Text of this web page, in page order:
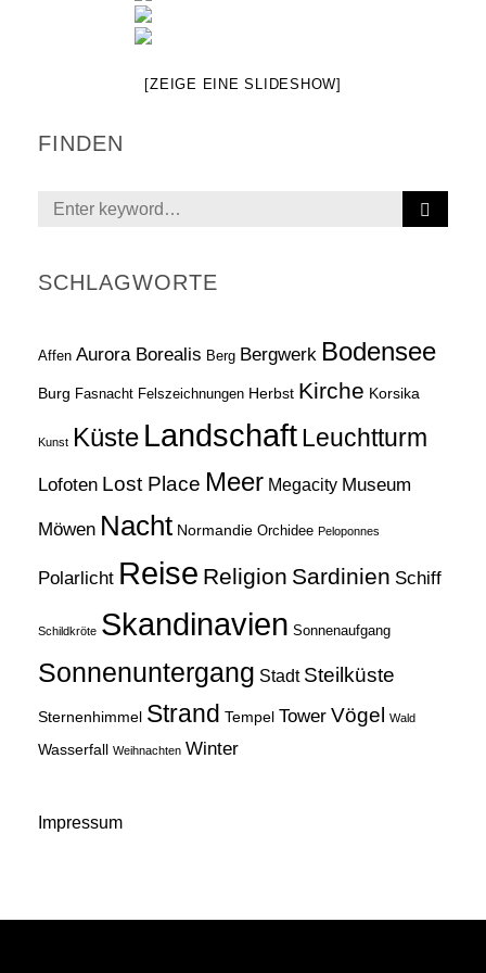
[ZEIGE EINE SLIDESHOW]
FINDEN
Search
E
SCHLAGWORTE
Affen Aurora Borealis Berg Bergwerk Bodensee
Burg Fasnacht Felszeichnungen Herbst Kirche Korsika
Kunst Küste LandschaftLeuchtturm
Lofoten Lost Place Meer Megacity Museum
Möwen Nacht Normandie Orchidee Peloponnes
Polarlicht Reise Religion Sardinien Schiff
Schildkröte Skandinavien Sonnenaufgang
Sonnenuntergang Stadt Steilküste
Sternenhimmel Strand Tempel Tower Vögel Wald
Wasserfall Weihnachten Winter
Impressum